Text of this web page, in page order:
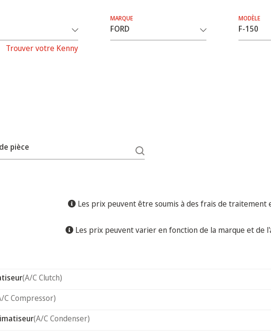
Trouver votre Kenny
MARQUE MODÈLE
pièce
Les prix peuvent être soumis à des frais de traitement
Les prix peuvent varier en fonction de la marque et de
(A/C Clutch)
C Compressor)
(A/C Condenser)